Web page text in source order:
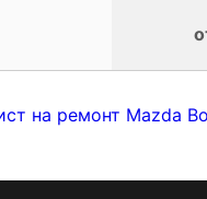
на ремонт Mazda